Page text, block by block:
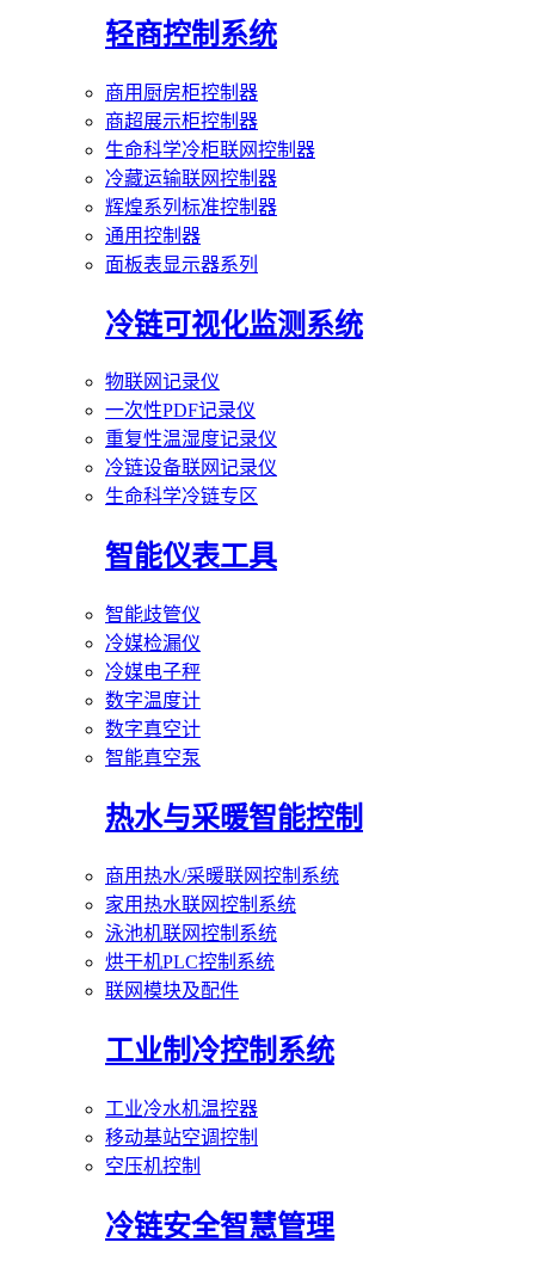
轻商控制系统
商用厨房柜控制器
商超展示柜控制器
生命科学冷柜联网控制器
冷藏运输联网控制器
辉煌系列标准控制器
通用控制器
面板表显示器系列
冷链可视化监测系统
物联网记录仪
一次性PDF记录仪
重复性温湿度记录仪
冷链设备联网记录仪
生命科学冷链专区
智能仪表工具
智能歧管仪
冷媒检漏仪
冷媒电子秤
数字温度计
数字真空计
智能真空泵
热水与采暖智能控制
商用热水/采暖联网控制系统
家用热水联网控制系统
泳池机联网控制系统
烘干机PLC控制系统
联网模块及配件
工业制冷控制系统
工业冷水机温控器
移动基站空调控制
空压机控制
冷链安全智慧管理